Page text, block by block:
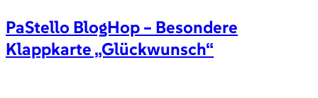
PaStello BlogHop – Besondere
Klappkarte „Glückwunsch“